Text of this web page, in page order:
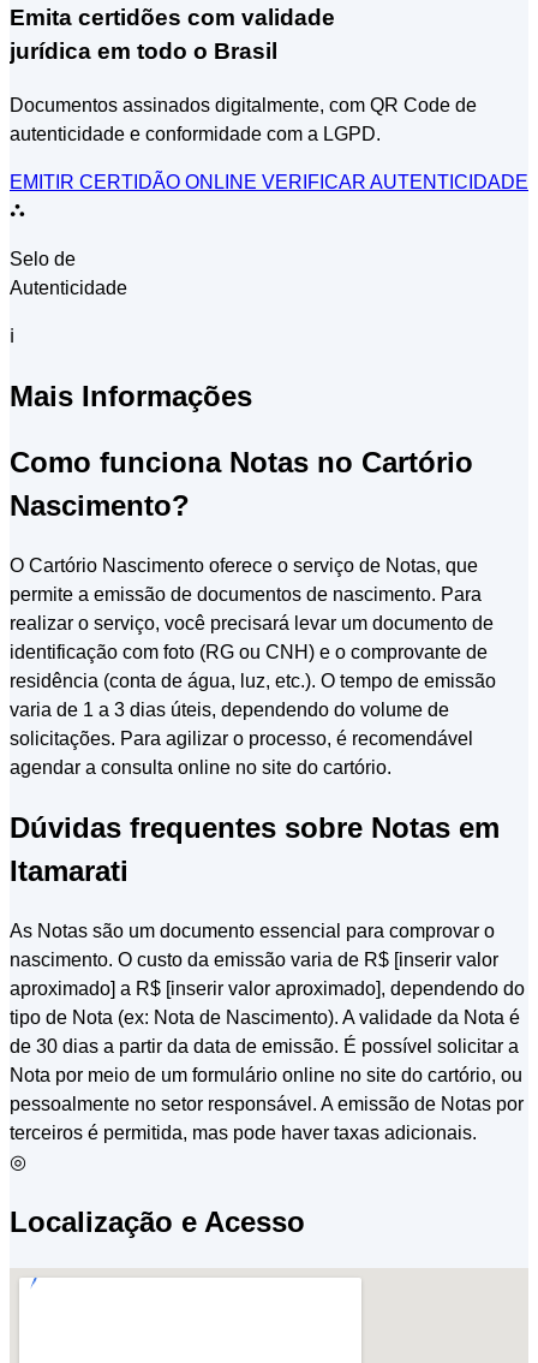
Emita certidões com validade
jurídica em todo o Brasil
Documentos assinados digitalmente, com QR Code de
autenticidade e conformidade com a LGPD.
EMITIR CERTIDÃO ONLINE VERIFICAR AUTENTICIDADE
⛬
Selo de
Autenticidade
ℹ
Mais Informações
Como funciona Notas no Cartório
Nascimento?
O Cartório Nascimento oferece o serviço de Notas, que
permite a emissão de documentos de nascimento. Para
realizar o serviço, você precisará levar um documento de
identificação com foto (RG ou CNH) e o comprovante de
residência (conta de água, luz, etc.). O tempo de emissão
varia de 1 a 3 dias úteis, dependendo do volume de
solicitações. Para agilizar o processo, é recomendável
agendar a consulta online no site do cartório.
Dúvidas frequentes sobre Notas em
Itamarati
As Notas são um documento essencial para comprovar o
nascimento. O custo da emissão varia de R$ [inserir valor
aproximado] a R$ [inserir valor aproximado], dependendo do
tipo de Nota (ex: Nota de Nascimento). A validade da Nota é
de 30 dias a partir da data de emissão. É possível solicitar a
Nota por meio de um formulário online no site do cartório, ou
pessoalmente no setor responsável. A emissão de Notas por
terceiros é permitida, mas pode haver taxas adicionais.
◎
Localização e Acesso